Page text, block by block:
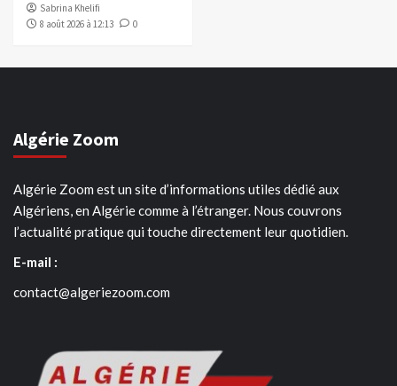
Sabrina Khelifi
8 août 2026 à 12:13
0
Algérie Zoom
Algérie Zoom est un site d’informations utiles dédié aux
Algériens, en Algérie comme à l’étranger. Nous couvrons
l’actualité pratique qui touche directement leur quotidien.
E-mail :
contact@algeriezoom.com